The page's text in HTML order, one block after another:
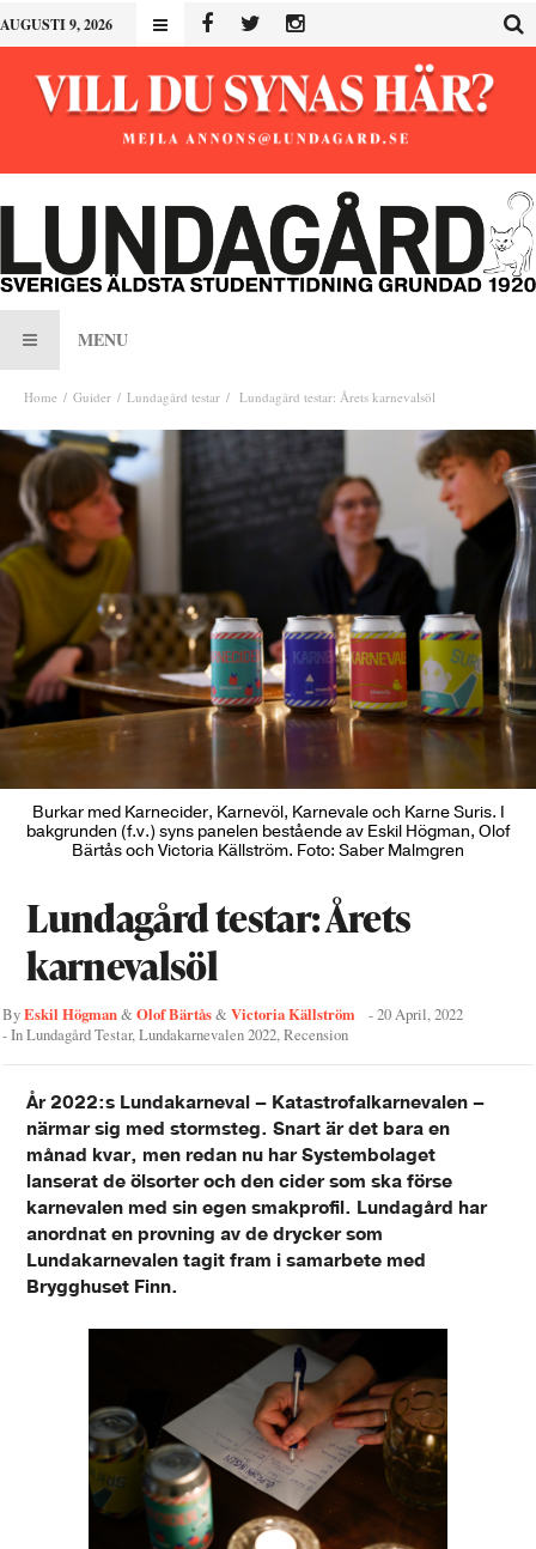
AUGUSTI 9, 2026
MENU
Home Guider Lundagård testar Lundagård testar: Årets karnevalsöl
Burkar med Karnecider, Karnevöl, Karnevale och Karne Suris. I
bakgrunden (f.v.) syns panelen bestående av Eskil Högman, Olof
Bärtås och Victoria Källström. Foto: Saber Malmgren
Lundagård testar: Årets
karnevalsöl
ByEskil Högman&Olof Bärtås&Victoria Källström -20 April, 2022
- InLundagård Testar,Lundakarnevalen 2022,Recension
År 2022:s Lundakarneval – Katastrofalkarnevalen –
närmar sig med stormsteg. Snart är det bara en
månad kvar, men redan nu har Systembolaget
lanserat de ölsorter och den cider som ska förse
karnevalen med sin egen smakprofil. Lundagård har
anordnat en provning av de drycker som
Lundakarnevalen tagit fram i samarbete med
Brygghuset Finn.